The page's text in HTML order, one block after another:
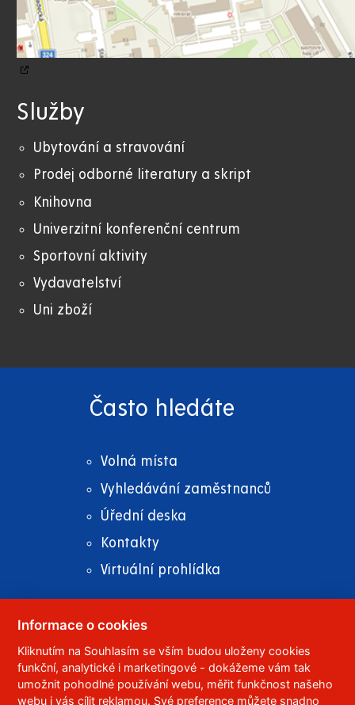
Služby
Ubytování a stravování
Prodej odborné literatury a skript
Knihovna
Univerzitní konferenční centrum
Sportovní aktivity
Vydavatelství
Uni zboží
Často hledáte
Volná místa
Vyhledávání zaměstnanců
Úřední deska
Kontakty
Virtuální prohlídka
© 2023 Univerzita Pardubice,Studentská 95
532 10 Pardubice 2
Telefon: 466 036 111, 466 036 112, 466 036 113
Informace o cookies
Kliknutím na Souhlasím se vším budou uloženy cookies
funkční, analytické i marketingové - dokážeme vám tak
umožnit pohodlné používání webu, měřit funkčnost našeho
webu i vás cílit reklamou. Své preference můžete snadno